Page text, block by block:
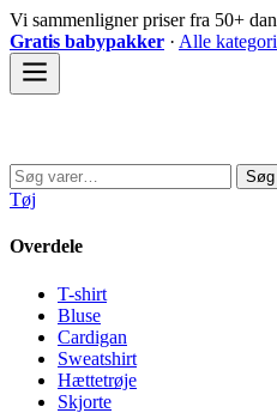
Spring
til
indhold
Vi sammenligner priser fra 50+
Gratis babypakker · Alle
Søg
efter:
Søg
Tøj
Overdele
T-shirt
Bluse
Cardigan
Sweatshirt
Hættetrøje
Skjorte